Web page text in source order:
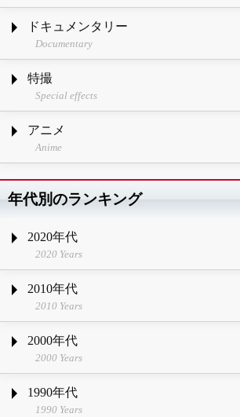
ドキュメンタリー
Documentary
特撮
Special effects
アニメ
Anime
年代別のランキング
2020年代
2020 Years
2010年代
2010 Years
2000年代
2000 Years
1990年代
1990 Years